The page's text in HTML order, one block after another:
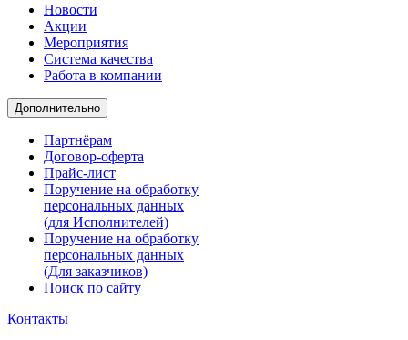
Новости
Акции
Мероприятия
Система качества
Работа в компании
Дополнительно
Партнёрам
Договор-оферта
Прайс-лист
Поручение на обработку
персональных данных
(для Исполнителей)
Поручение на обработку
персональных данных
(Для заказчиков)
Поиск по сайту
Контакты